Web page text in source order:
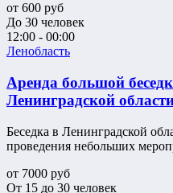
от 600 руб
До 30 человек
12:00 - 00:00
Ленобласть
Аренда большой
Ленинградской
Беседка в Ленинградской
проведения небольших
от 7000 руб
От 15 до 30 человек